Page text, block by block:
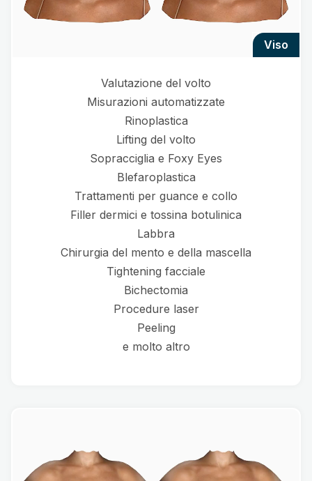
viso
Valutazione del volto
Misurazioni automatizzate
Rinoplastica
Lifting del volto
Sopracciglia e Foxy Eyes
Blefaroplastica
Trattamenti per guance e collo
Filler dermici e tossina botulinica
Labbra
Chirurgia del mento e della mascella
Tightening facciale
Bichectomia
Procedure laser
Peeling
e molto altro